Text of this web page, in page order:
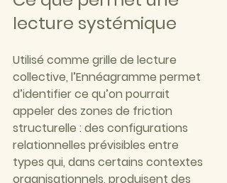
lecture systémique
Utilisé comme grille de lecture
collective, l’Ennéagramme permet
d’identifier ce qu’on pourrait
appeler des zones de friction
structurelle : des configurations
relationnelles prévisibles entre
types qui, dans certains contextes
organisationnels, produisent des